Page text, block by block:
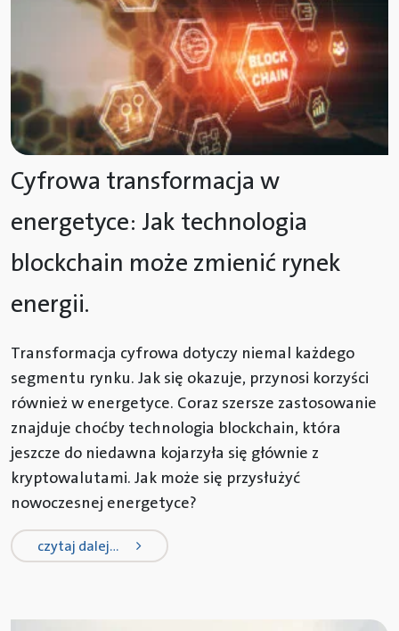
Cyfrowa transformacja w
energetyce: Jak technologia
blockchain może zmienić rynek
energii.
Transformacja cyfrowa dotyczy niemal każdego
segmentu rynku. Jak się okazuje, przynosi korzyści
również w energetyce. Coraz szersze zastosowanie
znajduje choćby technologia blockchain, która
jeszcze do niedawna kojarzyła się głównie z
kryptowalutami. Jak może się przysłużyć
nowoczesnej energetyce?
czytaj dalej…from cyfrowa transformacja w